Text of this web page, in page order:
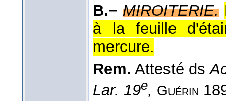
B.− MIROITERIE.
à la feuille
mercure.
Rem. Attesté ds
Lar. 19e, Guérin